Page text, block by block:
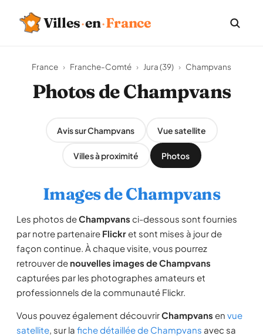
Villes·en·France
France › Franche-Comté › Jura (39) › Champvans
Photos de Champvans
Avis sur Champvans Vue satellite
Villes à proximité Photos
Images de Champvans
Les photos deChampvans ci-dessous sont fournies
par notre partenaire Flickret sont mises à jour de
façon continue. À chaque visite, vous pourrez
retrouver de nouvelles images de Champvans
capturées par les photographes amateurs et
professionnels de la communauté Flickr.
Vous pouvez également découvrirChampvans en vue
satellite, sur la fiche détaillée de Champvans avec sa